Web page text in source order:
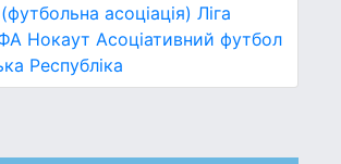
асоціація) Ліга
Нокаут Асоціативний футбол
Республіка